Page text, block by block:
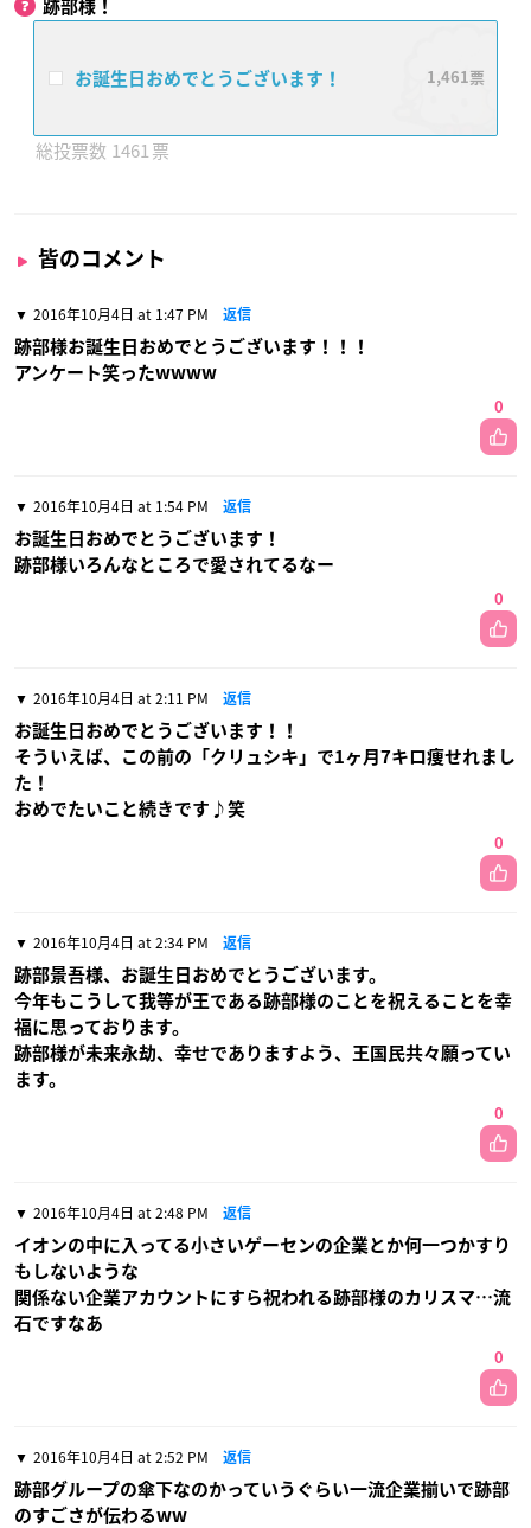
跡部様！
お誕生日おめでとうございます！ 1,461
1461
皆のコメント
2016年10月4日 at 1:47 PM 返信
跡部様お誕生日おめでとうございます！！！
アンケート笑ったwwww
0
2016年10月4日 at 1:54 PM 返信
お誕生日おめでとうございます！
跡部様いろんなところで愛されてるなー
0
2016年10月4日 at 2:11 PM 返信
お誕生日おめでとうございます！！
そういえば、この前の「クリュシキ」で1ヶ月7キロ痩せれまし
た！
おめでたいこと続きです♪笑
0
2016年10月4日 at 2:34 PM 返信
跡部景吾様、お誕生日おめでとうございます。
今年もこうして我等が王である跡部様のことを祝えることを幸
福に思っております。
跡部様が未来永劫、幸せでありますよう、王国民共々願ってい
ます。
0
2016年10月4日 at 2:48 PM 返信
イオンの中に入ってる小さいゲーセンの企業とか何一つかすり
もしないような
関係ない企業アカウントにすら祝われる跡部様のカリスマ…流
石ですなあ
0
2016年10月4日 at 2:52 PM 返信
跡部グループの傘下なのかっていうぐらい一流企業揃いで跡部
のすごさが伝わるww